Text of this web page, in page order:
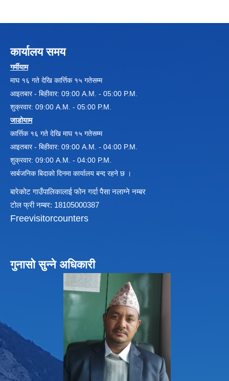
विधायन समिति निर्णयहरु
न्यायिक समिति निर्णयहरु
सुशासन तथा अन्तर सम्वन्ध समिति निर्णयहरु
आर्थिक विकास समिति निर्णय
पूर्वाधार विकास समिति निर्णय
सामाजिक विकास समिति निर्णयहरु
कार्यालय समय
गर्मीयाम
माघ १६ गते देखि कार्त्तिक १५ गतेसम्म
आइतबार - बिहीवार: 09:00 A.M. - 05:00 P.M.
शुक्रवार: 09:00 A.M. - 05:00 P.M.
जाडोयाम
कार्त्तिक १६ गते देखि माघ १५ गतेसम्म
आइतबार - बिहीवार: 09:00 A.M. - 04:00 P.M.
शुक्रवार: 09:00 A.M. - 04:00 P.M.
सार्बजनिक बिदाको दिनमा कार्यालय बन्द रहने छ ।
बारेकोट गाउँपालिकालाई फोन गर्दा पैसा नलाग्ने नम्बर
टोल फ्री नम्बर: 18105000387
Freevisitorcounters
गुनासो सुन्ने अधिकारी